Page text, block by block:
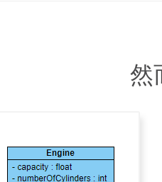
然